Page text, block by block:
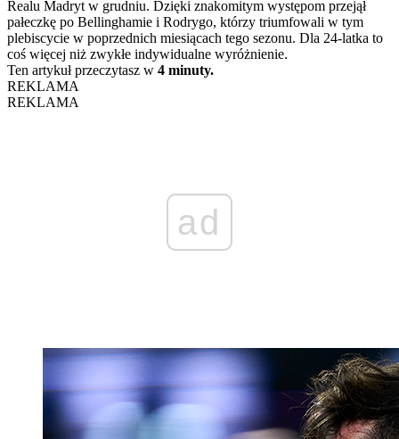
Realu Madryt w grudniu. Dzięki znakomitym występom przejął
pałeczkę po Bellinghamie i Rodrygo, którzy triumfowali w tym
plebiscycie w poprzednich miesiącach tego sezonu. Dla 24-latka to
coś więcej niż zwykłe indywidualne wyróżnienie.
Ten artykuł przeczytasz w 4 minuty.
REKLAMA
REKLAMA
ad